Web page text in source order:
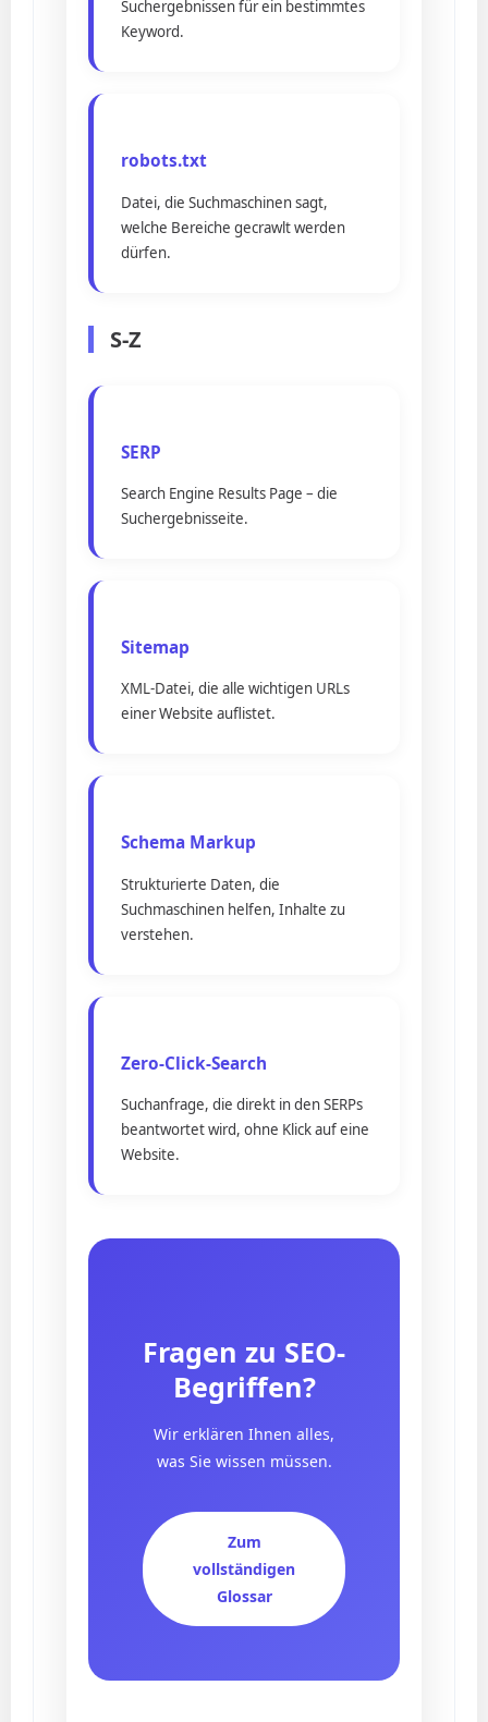
Suchergebnissen für ein bestimmtes
Keyword.
robots.txt
Datei, die Suchmaschinen sagt,
welche Bereiche gecrawlt werden
dürfen.
S-Z
SERP
Search Engine Results Page – die
Suchergebnisseite.
Sitemap
XML-Datei, die alle wichtigen URLs
einer Website auflistet.
Schema Markup
Strukturierte Daten, die
Suchmaschinen helfen, Inhalte zu
verstehen.
Zero-Click-Search
Suchanfrage, die direkt in den SERPs
beantwortet wird, ohne Klick auf eine
Website.
Fragen zu SEO-
Begriffen?
Wir erklären Ihnen alles,
was Sie wissen müssen.
Zum
vollständigen
Glossar